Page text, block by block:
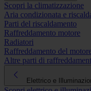
Scopri la climatizzazione
Aria condizionata e
Parti del riscaldamento
Raffreddamento motore
Radiatori
Raffreddamento del
Altre parti di
Elettrico e